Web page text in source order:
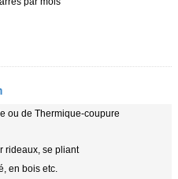
ou de Thermique-coupure
rideaux, se pliant
en bois etc.